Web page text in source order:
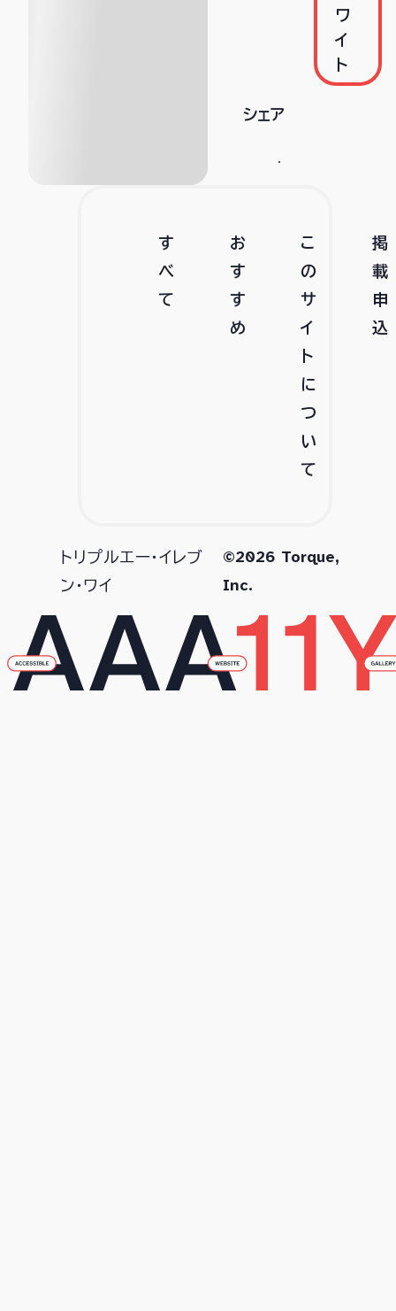
ワ
イ
ト
シェア
す
べ
て
お
す
す
め
こ
の
サ
イ
ト
に
つ
い
て
掲
載
申
込
トリプルエー・イレブ
ン・ワイ
©2026 Torque,
Inc.